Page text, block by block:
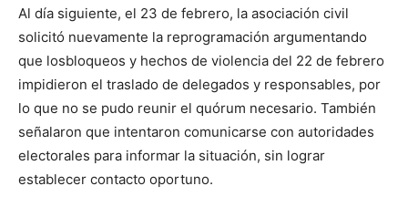
Al día siguiente, el 23 de febrero, la asociación civil
solicitó nuevamente la reprogramación argumentando
que losbloqueos y hechos de violencia del 22 de febrero
impidieron el traslado de delegados y responsables, por
lo que no se pudo reunir el quórum necesario. También
señalaron que intentaron comunicarse con autoridades
electorales para informar la situación, sin lograr
establecer contacto oportuno.